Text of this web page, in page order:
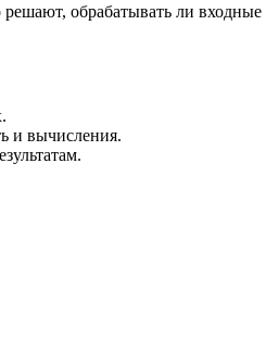
обрабатывать ли входные
и вычисления.